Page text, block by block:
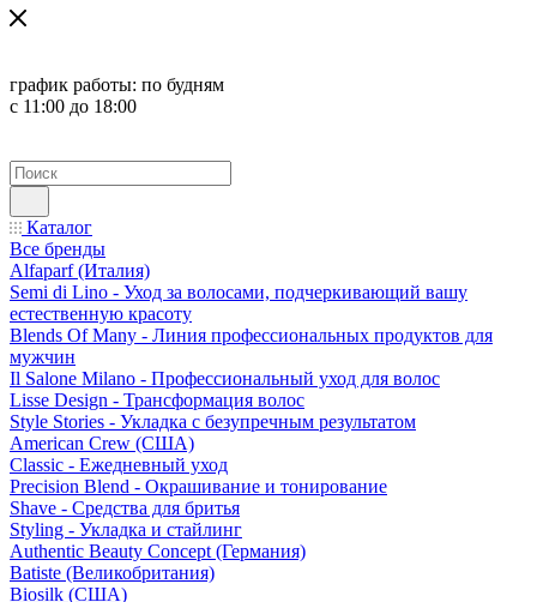
график работы: по будням
с 11:00 до 18:00
Каталог
Все бренды
Alfaparf (Италия)
Semi di Lino - Уход за волосами, подчеркивающий вашу
естественную красоту
Blends Of Many - Линия профессиональных продуктов для
мужчин
Il Salone Milano - Профессиональный уход для волос
Lisse Design - Трансформация волос
Style Stories - Укладка с безупречным результатом
American Crew (США)
Classic - Ежедневный уход
Precision Blend - Окрашивание и тонирование
Shave - Средства для бритья
Styling - Укладка и стайлинг
Authentic Beauty Concept (Германия)
Batiste (Великобритания)
Biosilk (США)